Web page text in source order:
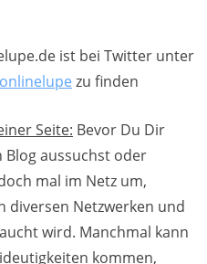
ist bei Twitter unter
zu finden
Seite: Bevor Du Dir
Blog aussuchst oder
mal im Netz um,
diversen Netzwerken und
wird. Manchmal kann
kommen,